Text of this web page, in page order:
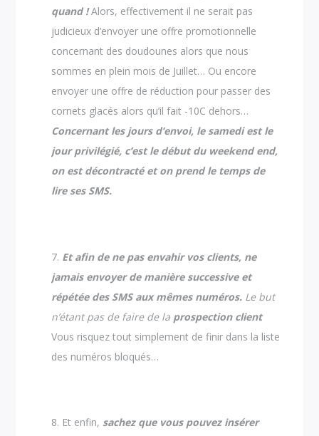
quand !Alors, effectivement il ne serait pas
judicieux d’envoyer une offre promotionnelle
concernant des doudounes alors que nous
sommes en plein mois de Juillet… Ou encore
envoyer une offre de réduction pour passer des
cornets glacés alors qu’il fait -10C dehors…
Concernant les jours d’envoi, le samedi est le
jour privilégié, c’est le début du weekend end,
on est décontracté et on prend le temps de
lire ses SMS.
Et afin de ne pas envahir vos clients, ne
jamais envoyer de manière successive et
répétée des SMS aux mêmes numéros. Le but
n’étant pas de faire de la prospection client
Vous risquez tout simplement de finir dans la liste
des numéros bloqués…
Et enfin, sachez que vous pouvez insérer